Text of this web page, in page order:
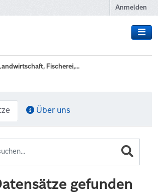
Anmelden
Fischerei,...
Über uns
gefunden